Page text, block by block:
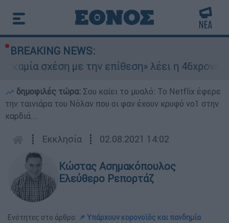
BREAKING NEWS:
με την επίθεση» λέει η 46χρονη - Τι
δημοφιλές τώρα: Σου καίει το μυαλό: Το Netflix έφερε
την ταινιάρα του Νόλαν που οι φαν έχουν κρυφό νο1 στην
καρδιά...
┋ Εκκλησία ┋ 02.08.2021 14:02
Κώστας Ασημακόπουλος
Ελεύθερο Ρεπορτάζ
Ενότητες στο άρθρο: 📌 Υπάρχουν κορονοϊός και πανδημία